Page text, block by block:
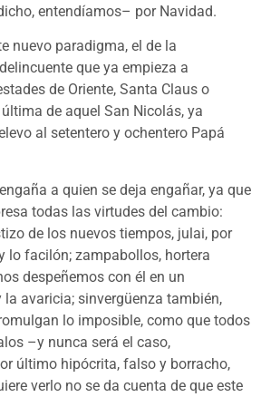
entendíamos– por Navidad.
nuevo paradigma, el de la
que ya empieza a
de Oriente, Santa Claus o
de aquel San Nicolás, ya
al setentero y ochentero Papá
a quien se deja engañar, ya que
todas las virtudes del cambio:
de los nuevos tiempos, julai, por
lo facilón; zampabollos, hortera
despeñemos con él en un
avaricia; sinvergüenza también,
lo imposible, como que todos
–y nunca será el caso,
último hipócrita, falso y borracho,
verlo no se da cuenta de que este